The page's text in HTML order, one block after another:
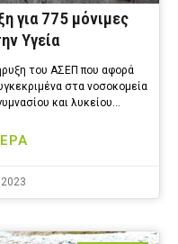
για 775 μόνιμες
Υγεία
του ΑΣΕΠ που αφορά
στα νοσοκομεία
και λυκείου…